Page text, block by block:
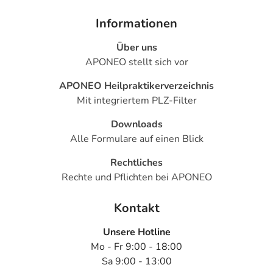
Informationen
Über uns
APONEO stellt sich vor
APONEO Heilpraktikerverzeichnis
Mit integriertem PLZ-Filter
Downloads
Alle Formulare auf einen Blick
Rechtliches
Rechte und Pflichten bei APONEO
Kontakt
Unsere Hotline
Mo - Fr 9:00 - 18:00
Sa 9:00 - 13:00